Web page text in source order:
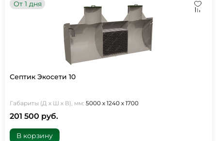
От 1 дня
Септик Экосети 10
Габариты (Д х Ш х В), мм: 5000 х 1240 х 1700
201 500 руб.
В корзину